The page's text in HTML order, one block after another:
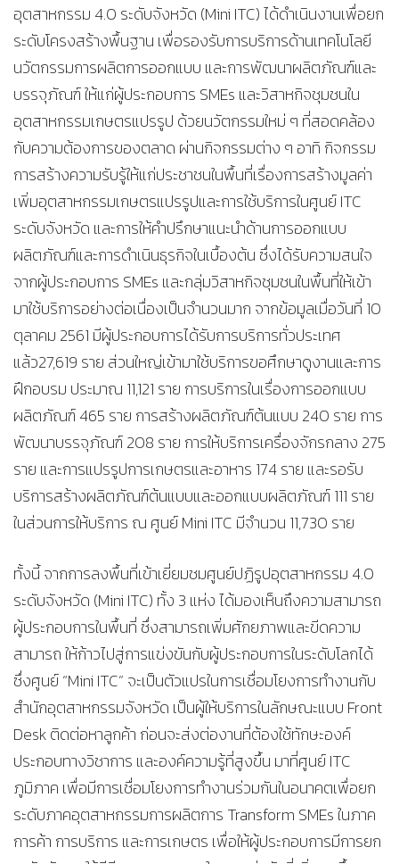
อุตสาหกรรม 4.0 ระดับจังหวัด (Mini ITC) ได้ดำเนินงานเพื่อยก
ระดับโครงสร้างพื้นฐาน เพื่อรองรับการบริการด้านเทคโนโลยี
นวัตกรรมการผลิตการออกแบบ และการพัฒนาผลิตภัณฑ์และ
บรรจุภัณฑ์ ให้แก่ผู้ประกอบการ SMEs และวิสาหกิจชุมชนใน
อุตสาหกรรมเกษตรแปรรูป ด้วยนวัตกรรมใหม่ ๆ ที่สอดคล้อง
กับความต้องการของตลาด ผ่านกิจกรรมต่าง ๆ อาทิ กิจกรรม
การสร้างความรับรู้ให้แก่ประชาชนในพื้นที่เรื่องการสร้างมูลค่า
เพิ่มอุตสาหกรรมเกษตรแปรรูปและการใช้บริการในศูนย์ ITC
ระดับจังหวัด และการให้คำปรึกษาแนะนำด้านการออกแบบ
ผลิตภัณฑ์และการดำเนินธุรกิจในเบื้องต้น ซึ่งได้รับความสนใจ
จากผู้ประกอบการ SMEs และกลุ่มวิสาหกิจชุมชนในพื้นที่ให้เข้า
มาใช้บริการอย่างต่อเนื่องเป็นจำนวนมาก จากข้อมูลเมื่อวันที่ 10
ตุลาคม 2561 มีผู้ประกอบการได้รับการบริการทั่วประเทศ
แล้ว27,619 ราย ส่วนใหญ่เข้ามาใช้บริการขอศึกษาดูงานและการ
ฝึกอบรม ประมาณ 11,121 ราย การบริการในเรื่องการออกแบบ
ผลิตภัณฑ์ 465 ราย การสร้างผลิตภัณฑ์ต้นแบบ 240 ราย การ
พัฒนาบรรจุภัณฑ์ 208 ราย การให้บริการเครื่องจักรกลาง 275
ราย และการแปรรูปการเกษตรและอาหาร 174 ราย และรอรับ
บริการสร้างผลิตภัณฑ์ต้นแบบและออกแบบผลิตภัณฑ์ 111 ราย
ในส่วนการให้บริการ ณ ศูนย์ Mini ITC มีจำนวน 11,730 ราย
ทั้งนี้ จากการลงพื้นที่เข้าเยี่ยมชมศูนย์ปฏิรูปอุตสาหกรรม 4.0
ระดับจังหวัด (Mini ITC) ทั้ง 3 แห่ง ได้มองเห็นถึงความสามารถ
ผู้ประกอบการในพื้นที่ ซึ่งสามารถเพิ่มศักยภาพและขีดความ
สามารถ ให้ก้าวไปสู่การแข่งขันกับผู้ประกอบการในระดับโลกได้
ซึ่งศูนย์ “Mini ITC” จะเป็นตัวแปรในการเชื่อมโยงการทำงานกับ
สำนักอุตสาหกรรมจังหวัด เป็นผู้ให้บริการในลักษณะแบบ Front
Desk ติดต่อหาลูกค้า ก่อนจะส่งต่องานที่ต้องใช้ทักษะองค์
ประกอบทางวิชาการ และองค์ความรู้ที่สูงขึ้น มาที่ศูนย์ ITC
ภูมิภาค เพื่อมีการเชื่อมโยงการทำงานร่วมกันในอนาคตเพื่อยก
ระดับภาคอุตสาหกรรมการผลิตการ Transform SMEs ในภาค
การค้า การบริการ และการเกษตร เพื่อให้ผู้ประกอบการมีการยก